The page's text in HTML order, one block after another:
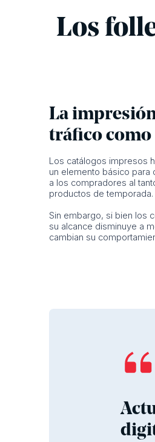
Los
La
tráfico como
Los catálogos impresos
un elemento básico para
a los compradores al
productos de temporada.
Sin embargo, si bien los
su alcance disminuye a
cambian su